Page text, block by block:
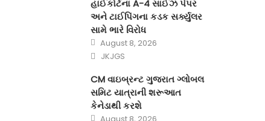
હાઈકોર્ટના A-4 સાઈઝ પેપર
અને ટાઈપિંગના કડક સર્ક્યુલર
સામે ભારે વિરોધ
Posted
on
August 8, 2026
Author
JKJGS
CM વાઇબ્રન્ટ ગુજરાત ગ્લોબલ
સમિટ યાત્રાની શરૂઆત
કેનેડાથી કરશે
Posted